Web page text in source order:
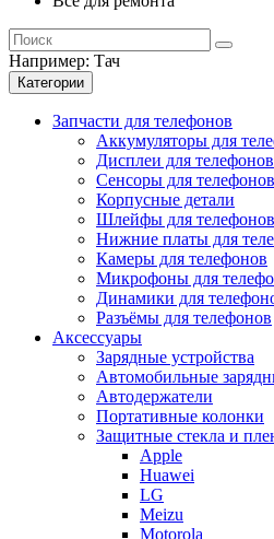
Например: Тач
Категории
Запчасти для телефонов
Аккумуляторы для
Дисплеи для телефонов
Сенсоры для телефонов
Корпусные детали
Шлейфы для телефонов
Нижние платы для
Камеры для телефонов
Микрофоны для
Динамики для
Разъёмы для телефонов
Аксессуары
Зарядные устройства
Автомобильные
Автодержатели
Портативные колонки
Защитные стекла и
Apple
Huawei
LG
Meizu
Motorola